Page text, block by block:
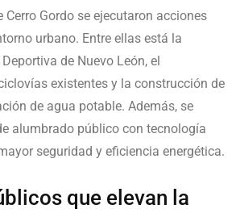
Cerro Gordo se ejecutaron acciones
urbano. Entre ellas está la
de Nuevo León, el
existentes y la construcción de
de agua potable. Además, se
alumbrado público con tecnología
seguridad y eficiencia energética.
que elevan la